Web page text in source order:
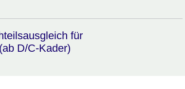
für
D/C-Kader)